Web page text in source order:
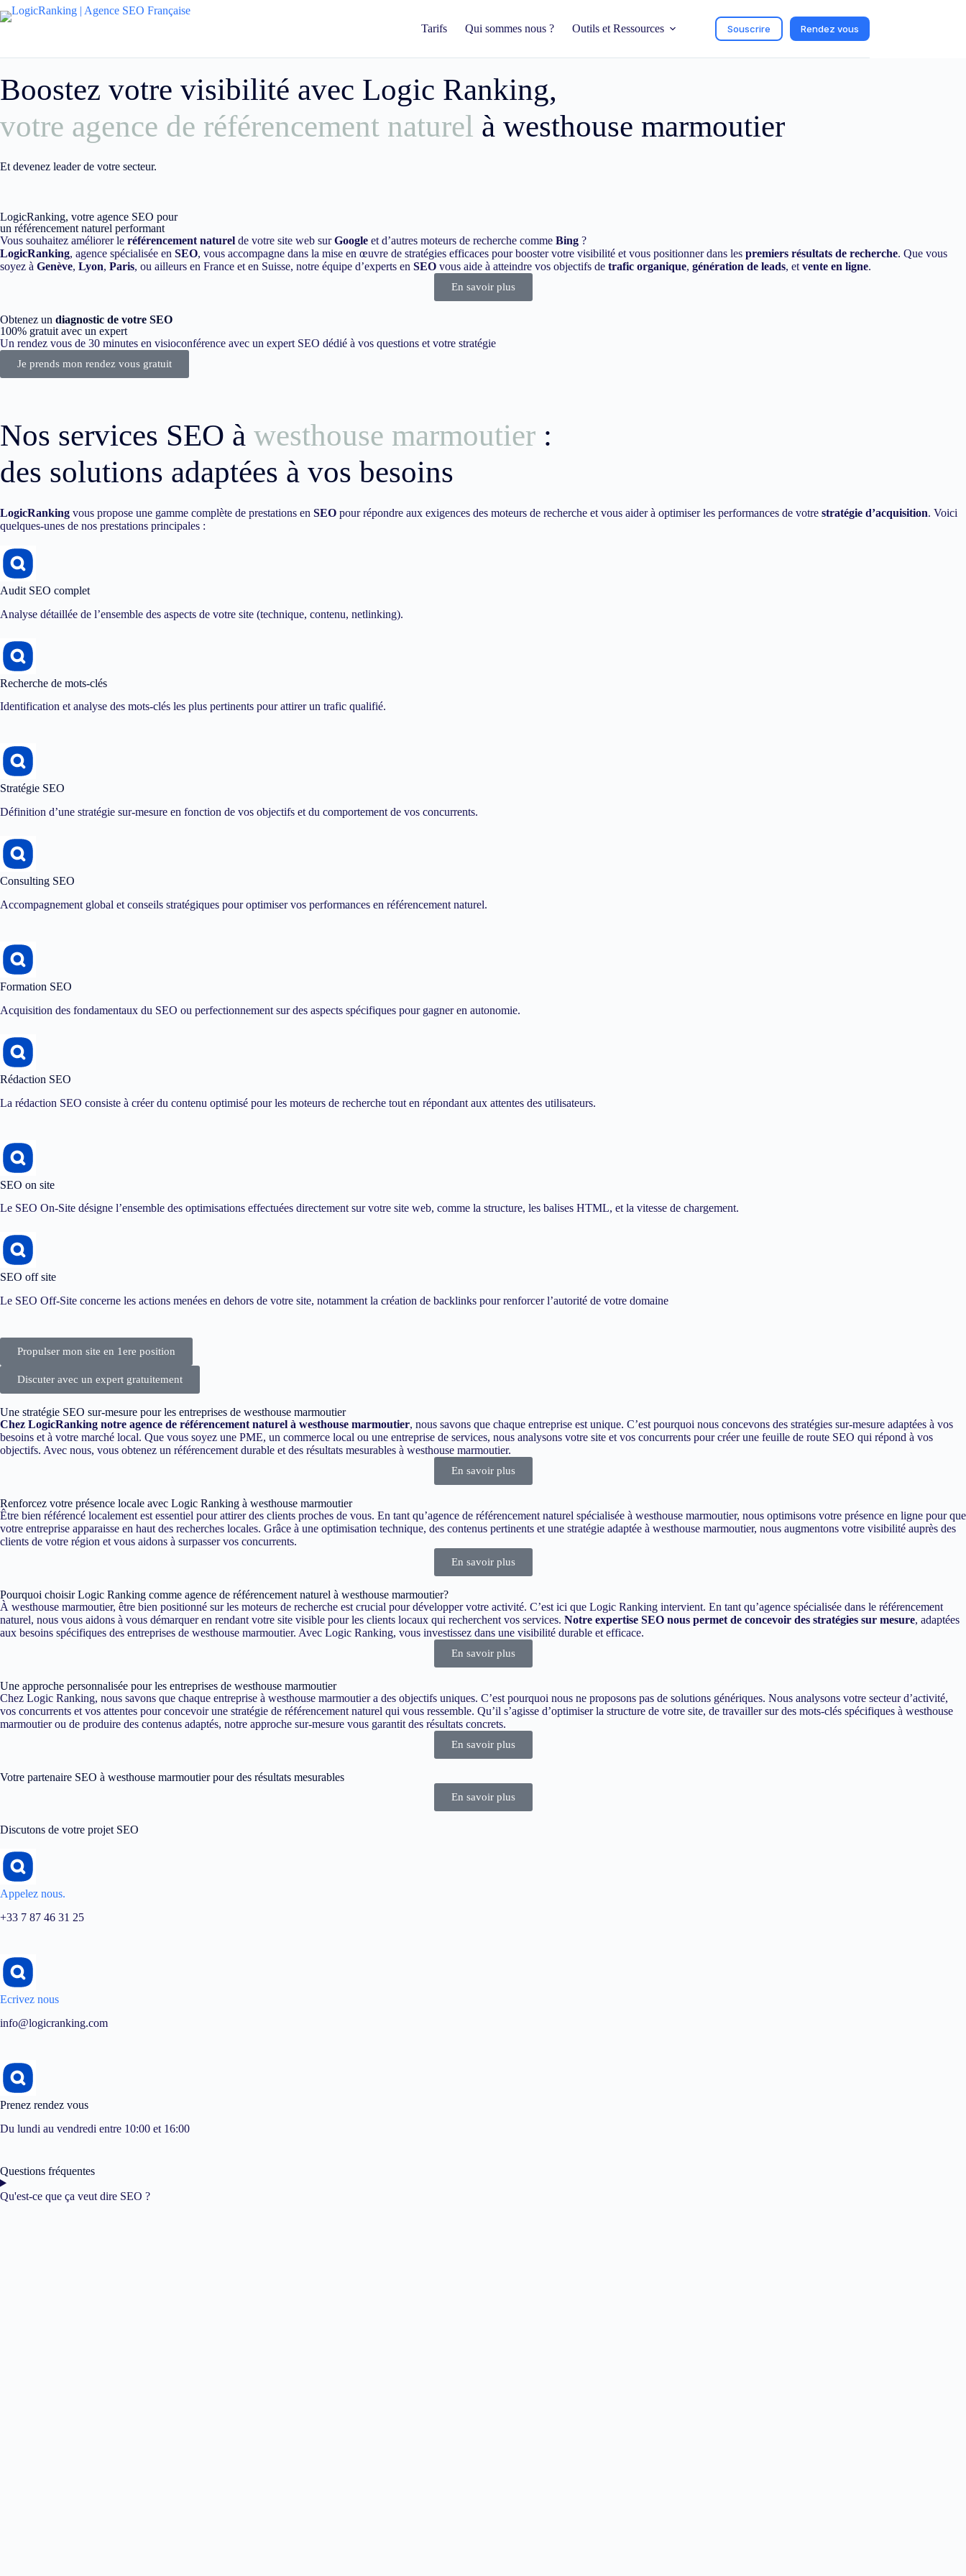
Tarifs Qui sommes nous ? Outils et Ressources Souscrire Rendez vous
Boostez votre visibilité avec Logic Ranking,
votre agence de référencement naturel à westhouse marmoutier
Et devenez leader de votre secteur.
LogicRanking, votre agence SEO pour
un référencement naturel performant
Vous souhaitez améliorer le référencement naturel de votre site web surGoogle et d’autres moteurs de recherche comme Bing ?
LogicRanking, agence spécialisée en SEO, vous accompagne dans la mise en œuvre de stratégies efficaces pour booster votre visibilité et vous positionner dans les premiers résultats de recherche. Que vous
soyez à Genève, Lyon, Paris, ou ailleurs en France et en Suisse, notre équipe d’experts en SEO vous aide à atteindre vos objectifs de trafic organique, génération de leads, et vente en ligne.
En savoir plus
Obtenez un diagnostic de votre SEO
100% gratuit avec un expert
Un rendez vous de 30 minutes en visioconférence avec un expert SEO dédié à vos questions et votre stratégie
Je prends mon rendez vous gratuit
Nos services SEO à westhouse marmoutier :
des solutions adaptées à vos besoins
LogicRanking vous propose une gamme complète de prestations en SEO pour répondre aux exigences des moteurs de recherche et vous aider à optimiser les performances de votre stratégie d’acquisition. Voici
quelques-unes de nos prestations principales :
Audit SEO complet
Analyse détaillée de l’ensemble des aspects de votre site (technique, contenu, netlinking).
Recherche de mots-clés
Identification et analyse des mots-clés les plus pertinents pour attirer un trafic qualifié.
Stratégie SEO
Définition d’une stratégie sur-mesure en fonction de vos objectifs et du comportement de vos concurrents.
Consulting SEO
Accompagnement global et conseils stratégiques pour optimiser vos performances en référencement naturel.
Formation SEO
Acquisition des fondamentaux du SEO ou perfectionnement sur des aspects spécifiques pour gagner en autonomie.
Rédaction SEO
La rédaction SEO consiste à créer du contenu optimisé pour les moteurs de recherche tout en répondant aux attentes des utilisateurs.
SEO on site
Le SEO On-Site désigne l’ensemble des optimisations effectuées directement sur votre site web, comme la structure, les balises HTML, et la vitesse de chargement.
SEO off site
Le SEO Off-Site concerne les actions menées en dehors de votre site, notamment la création de backlinks pour renforcer l’autorité de votre domaine
Propulser mon site en 1ere position
Discuter avec un expert gratuitement
Une stratégie SEO sur-mesure pour les entreprises de westhouse marmoutier
Chez LogicRanking notre agence de référencement naturel à westhouse marmoutier, nous savons que chaque entreprise est unique. C’est pourquoi nous concevons des stratégies sur-mesure adaptées à vos
besoins et à votre marché local. Que vous soyez une PME, un commerce local ou une entreprise de services, nous analysons votre site et vos concurrents pour créer une feuille de route SEO qui répond à vos
objectifs. Avec nous, vous obtenez un référencement durable et des résultats mesurables à westhouse marmoutier.
En savoir plus
Renforcez votre présence locale avec Logic Ranking à westhouse marmoutier
Être bien référencé localement est essentiel pour attirer des clients proches de vous. En tant qu’agence de référencement naturel spécialisée à westhouse marmoutier, nous optimisons votre présence en ligne pour que
votre entreprise apparaisse en haut des recherches locales. Grâce à une optimisation technique, des contenus pertinents et une stratégie adaptée à westhouse marmoutier, nous augmentons votre visibilité auprès des
clients de votre région et vous aidons à surpasser vos concurrents.
En savoir plus
Pourquoi choisir Logic Ranking comme agence de référencement naturel à westhouse marmoutier?
À westhouse marmoutier, être bien positionné sur les moteurs de recherche est crucial pour développer votre activité. C’est ici que Logic Ranking intervient. En tant qu’agence spécialisée dans le référencement
naturel, nous vous aidons à vous démarquer en rendant votre site visible pour les clients locaux qui recherchent vos services. Notre expertise SEO nous permet de concevoir des stratégies sur mesure, adaptées
aux besoins spécifiques des entreprises de westhouse marmoutier. Avec Logic Ranking, vous investissez dans une visibilité durable et efficace.
En savoir plus
Une approche personnalisée pour les entreprises de westhouse marmoutier
Chez Logic Ranking, nous savons que chaque entreprise à westhouse marmoutier a des objectifs uniques. C’est pourquoi nous ne proposons pas de solutions génériques. Nous analysons votre secteur d’activité,
vos concurrents et vos attentes pour concevoir une stratégie de référencement naturel qui vous ressemble. Qu’il s’agisse d’optimiser la structure de votre site, de travailler sur des mots-clés spécifiques à westhouse
marmoutier ou de produire des contenus adaptés, notre approche sur-mesure vous garantit des résultats concrets.
En savoir plus
Votre partenaire SEO à westhouse marmoutier pour des résultats mesurables
En savoir plus
Discutons de votre projet SEO
Appelez nous.
+33 7 87 46 31 25
Ecrivez nous
info@logicranking.com
Prenez rendez vous
Du lundi au vendredi entre 10:00 et 16:00
Questions fréquentes
Qu'est-ce que ça veut dire SEO ?